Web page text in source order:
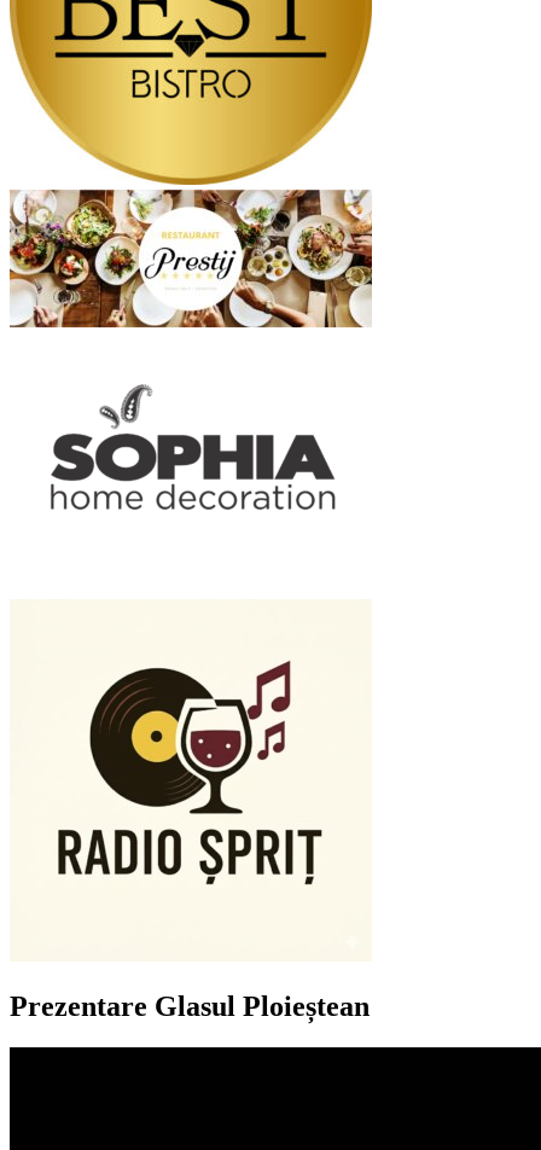
Prezentare Glasul Ploieștean